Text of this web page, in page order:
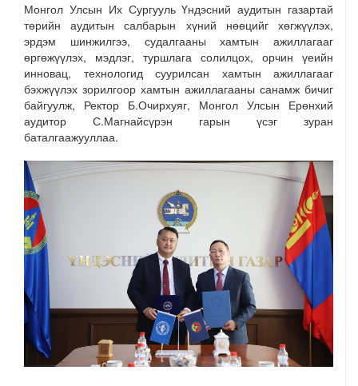
Монгол Улсын Их Сургууль Үндэсний аудитын газартай
төрийн аудитын салбарын хүний нөөцийг хөгжүүлэх,
эрдэм шинжилгээ, судалгааны хамтын ажиллагааг
өргөжүүлэх, мэдлэг, туршлага солилцох, орчин үеийн
инновац, технологид суурилсан хамтын ажиллагааг
бэхжүүлэх зорилгоор хамтын ажиллагааны санамж бичиг
байгуулж, Ректор Б.Очирхуяг, Монгол Улсын Ерөнхий
аудитор С.Магнайсүрэн гарын үсэг зуран
баталгаажууллаа.